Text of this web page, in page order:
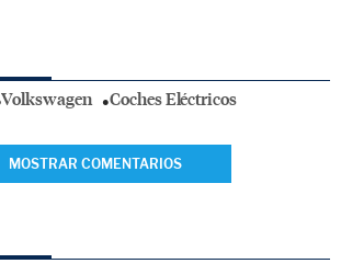
Volkswagen Coches Eléctricos
MOSTRAR COMENTARIOS